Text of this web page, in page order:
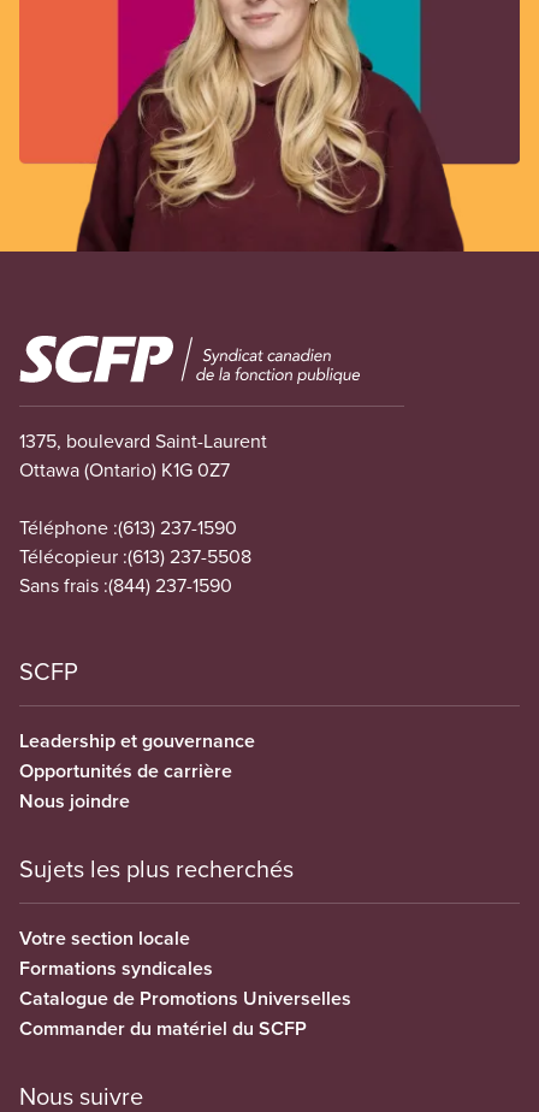
Image
1375, boulevard Saint-Laurent
Ottawa (Ontario) K1G 0Z7
Téléphone :(613) 237-1590
Télécopieur :(613) 237-5508
Sans frais :(844) 237-1590
SCFP
Leadership et gouvernance
Opportunités de carrière
Nous joindre
Sujets les plus recherchés
Votre section locale
Formations syndicales
Catalogue de Promotions Universelles
Commander du matériel du SCFP
Nous suivre